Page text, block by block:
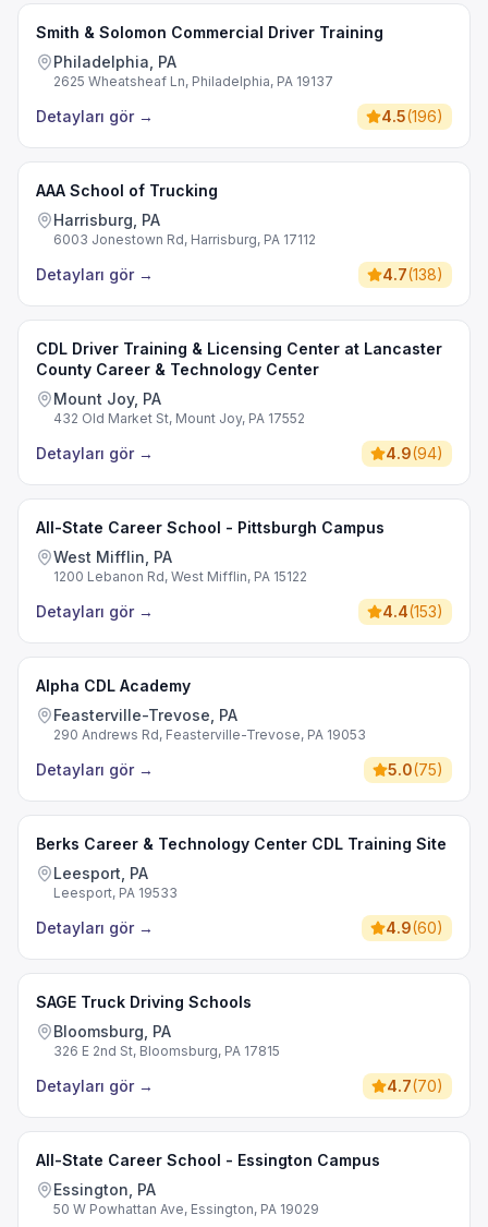
Smith & Solomon Commercial Driver Training
Philadelphia, PA
2625 Wheatsheaf Ln, Philadelphia, PA 19137
Detayları gör → 4.5(196)
AAA School of Trucking
Harrisburg, PA
6003 Jonestown Rd, Harrisburg, PA 17112
Detayları gör → 4.7(138)
CDL Driver Training & Licensing Center at Lancaster
County Career & Technology Center
Mount Joy, PA
432 Old Market St, Mount Joy, PA 17552
Detayları gör → 4.9(94)
All-State Career School - Pittsburgh Campus
West Mifflin, PA
1200 Lebanon Rd, West Mifflin, PA 15122
Detayları gör → 4.4(153)
Alpha CDL Academy
Feasterville-Trevose, PA
290 Andrews Rd, Feasterville-Trevose, PA 19053
Detayları gör → 5.0(75)
Berks Career & Technology Center CDL Training Site
Leesport, PA
Leesport, PA 19533
Detayları gör → 4.9(60)
SAGE Truck Driving Schools
Bloomsburg, PA
326 E 2nd St, Bloomsburg, PA 17815
Detayları gör → 4.7(70)
All-State Career School - Essington Campus
Essington, PA
50 W Powhattan Ave, Essington, PA 19029